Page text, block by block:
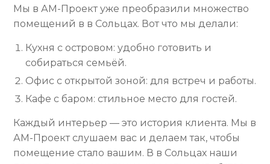
Мы в АМ-Проект уже преобразили множество
помещений в в Сольцах. Вот что мы делали:
Кухня с островом: удобно готовить и
собираться семьёй.
Офис с открытой зоной: для встреч и работы.
Кафе с баром: стильное место для гостей.
Каждый интерьер — это история клиента. Мы в
АМ-Проект слушаем вас и делаем так, чтобы
помещение стало вашим. В в Сольцах наши